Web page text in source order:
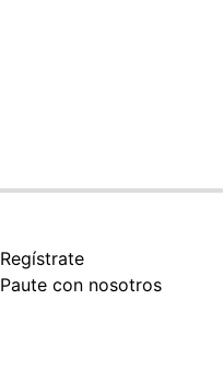
Regístrate
Paute con nosotros